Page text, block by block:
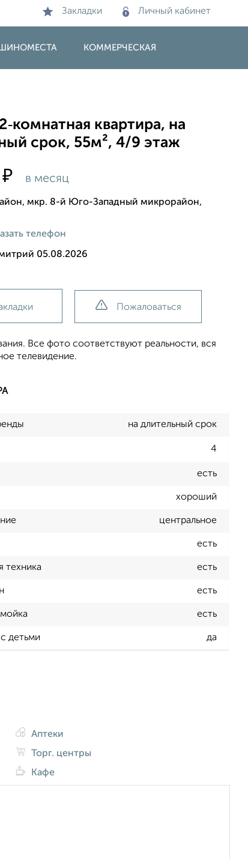
Закладки Личный кабинет
КОММЕРЧЕСКАЯ
квартира, на
срок, 55м², 4/9 этаж
₽ в месяц
мкр. 8-й Юго-Западный микрорайон,
телефон
05.08.2026
Пожаловаться
Все фото соответствуют реальности, вся
телевидение.
на длительный срок
4
есть
хороший
центральное
есть
техника есть
есть
есть
детьми да
Аптеки
Торг. центры
Кафе